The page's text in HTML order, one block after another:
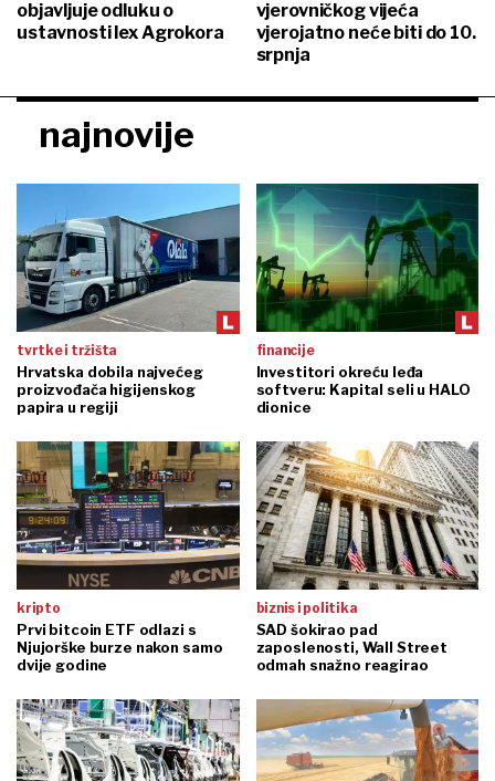
objavljuje odluku o
ustavnosti lex Agrokora
vjerovničkog vijeća
vjerojatno neće biti do 10.
srpnja
najnovije
tvrtke i tržišta
Hrvatska dobila najvećeg
proizvođača higijenskog
papira u regiji
financije
Investitori okreću leđa
softveru: Kapital seli u HALO
dionice
kripto
Prvi bitcoin ETF odlazi s
Njujorške burze nakon samo
dvije godine
biznis i politika
SAD šokirao pad
zaposlenosti, Wall Street
odmah snažno reagirao